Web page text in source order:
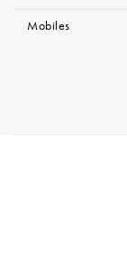
Mobiles